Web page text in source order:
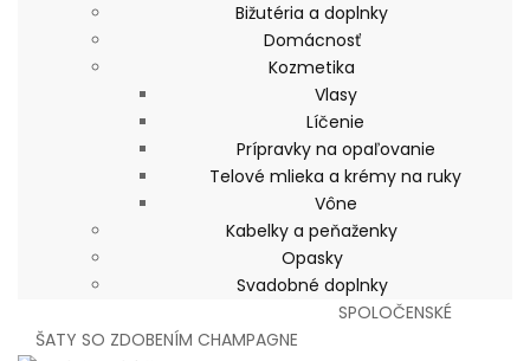
Bižutéria a doplnky
Domácnosť
Kozmetika
Vlasy
Líčenie
Prípravky na opaľovanie
Telové mlieka a krémy na ruky
Vône
Kabelky a peňaženky
Opasky
Svadobné doplnky
SPOLOČENSKÉ
ŠATY SO ZDOBENÍM CHAMPAGNE